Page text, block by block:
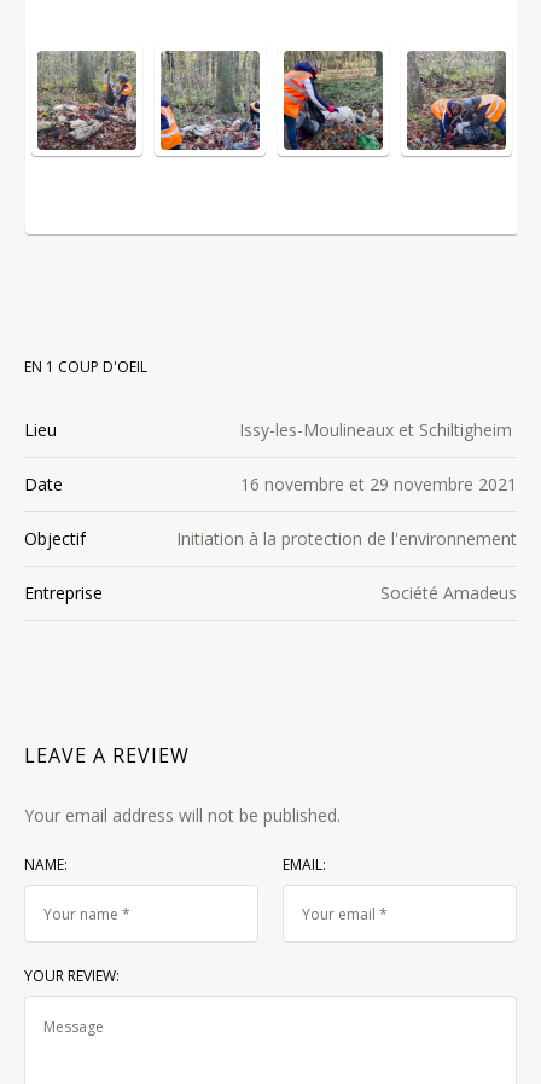
EN 1 COUP D'OEIL
Lieu Issy-les-Moulineaux et Schiltigheim
Date 16 novembre et 29 novembre 2021
Objectif Initiation à la protection de l'environnement
Entreprise Société Amadeus
LEAVE A REVIEW
Your email address will not be published.
NAME: EMAIL:
YOUR REVIEW: